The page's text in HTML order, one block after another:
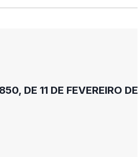
DE 11 DE FEVEREIRO DE